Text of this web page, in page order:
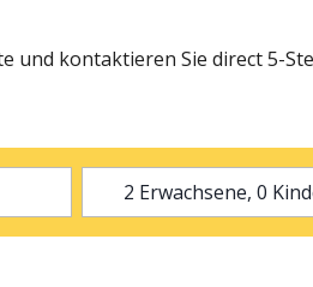
und kontaktieren Sie direct 5-